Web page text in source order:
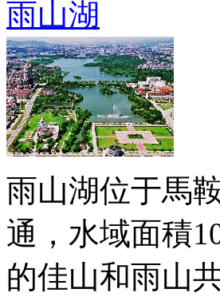
雨山湖
雨山湖位于馬
通，水域面積
的佳山和雨山